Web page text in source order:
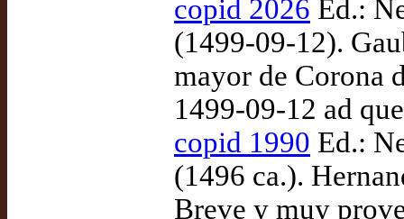
copid 2026 Ed.:
(1499-09-12).
mayor de Corona
1499-09-12 ad
copid 1990 Ed.:
(1496 ca.).
Breve y muy